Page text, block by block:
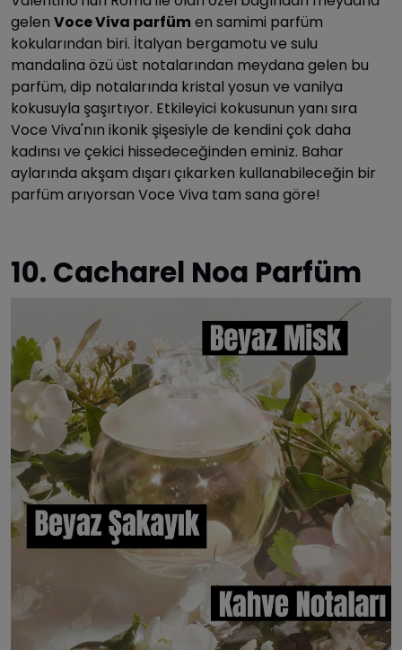
gelen Voce Viva parfümen samimi parfüm
kokularından biri. İtalyan bergamotu ve sulu
mandalina özü üst notalarından meydana gelen bu
parfüm, dip notalarında kristal yosun ve vanilya
kokusuyla şaşırtıyor. Etkileyici kokusunun yanı sıra
Voce Viva'nın ikonik şişesiyle de kendini çok daha
kadınsı ve çekici hissedeceğinden eminiz. Bahar
aylarında akşam dışarı çıkarken kullanabileceğin bir
parfüm arıyorsan Voce Viva tam sana göre!
10. Cacharel Noa Parfüm